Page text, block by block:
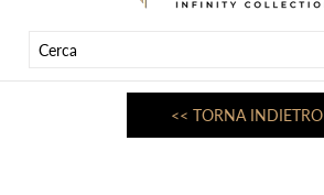
<< TORNA INDIETRO